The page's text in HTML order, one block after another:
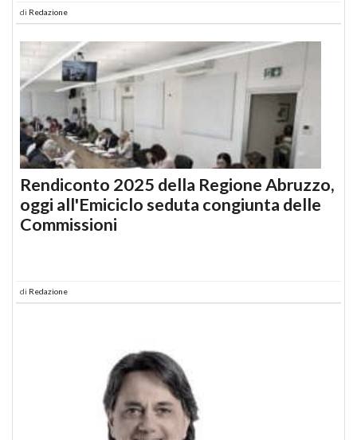
di Redazione
Rendiconto 2025 della Regione Abruzzo,
oggi all'Emiciclo seduta congiunta delle
Commissioni
di Redazione